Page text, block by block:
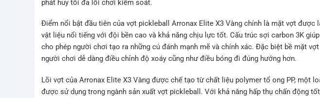
phát huy tối đa lối chơi kiểm soát.
Điểm nổi bật đầu tiên của vợt pickleball Arronax Elite X3 Vàng chính là mặt vợt được
vật liệu nổi tiếng với đội bền cao và khả năng chịu lực tốt. Cấu trúc sợi carbon 3K
cho phép người chơi tạo ra những cú đánh mạnh mẽ và chính xác. Đặc biệt bề mặt
người chơi dễ dàng điều chỉnh độ xoáy cũng như điều bóng đi đúng hướng hơn.
Lõi vợt của Arronax Elite X3 Vàng được chế tạo từ chất liệu polymer tổ ong PP, một
được sử dụng trong ngành sản xuất vợt pickleball. Với khả năng hấp thụ chấn động